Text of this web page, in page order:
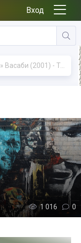
Вход
» Васаби (2001) - Трейлеры
1 016 0